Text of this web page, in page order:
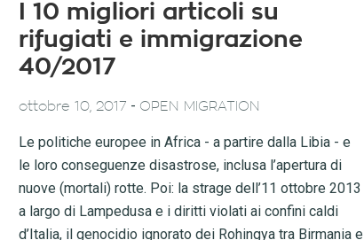
I 10 migliori articoli su
rifugiati e immigrazione
40/2017
ottobre 10, 2017 - OPEN MIGRATION
Le politiche europee in Africa - a partire dalla Libia - e
le loro conseguenze disastrose, inclusa l’apertura di
nuove (mortali) rotte. Poi: la strage dell’11 ottobre 2013
a largo di Lampedusa e i diritti violati ai confini caldi
d’Italia, il genocidio ignorato dei Rohingya tra Birmania e